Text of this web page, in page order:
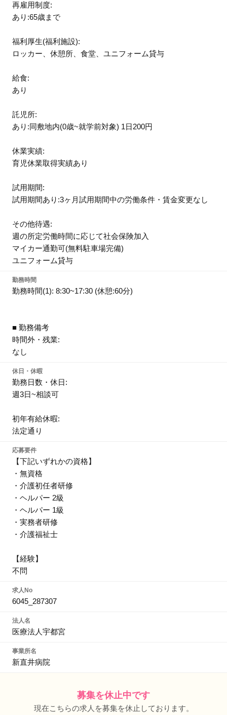
再雇用制度:
あり:65歳まで
福利厚生(福利施設):
ロッカー、休憩所、食堂、ユニフォーム貸与
給食:
あり
託児所:
あり:同敷地内(0歳~就学前対象) 1日200円
休業実績:
育児休業取得実績あり
試用期間:
試用期間あり:3ヶ月試用期間中の労働条件・賃金変更なし
その他待遇:
週の所定労働時間に応じて社会保険加入
マイカー通勤可(無料駐車場完備)
ユニフォーム貸与
勤務時間
勤務時間(1): 8:30~17:30 (休憩:60分)
■ 勤務備考
時間外・残業:
なし
休日・休暇
勤務日数・休日:
週3日~相談可
初年有給休暇:
法定通り
応募要件
【下記いずれかの資格】
・無資格
・介護初任者研修
・ヘルパー 2級
・ヘルパー 1級
・実務者研修
・介護福祉士
【経験】
不問
求人No
6045_287307
法人名
医療法人宇都宮
事業所名
新直井病院
募集を休止中です
現在こちらの求人を募集を休止しております。